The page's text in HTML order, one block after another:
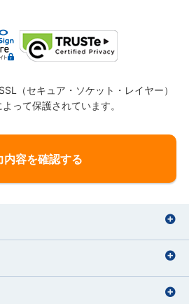
（セキュア・ソケット・レイヤー）
って保護されています。